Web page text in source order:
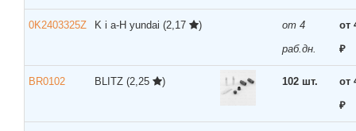
0K2403325Z K i a-H yundai (2,17 )
от 4
раб.дн.
от
₽
BR0102 BLITZ (2,25 ) 102 шт.
от
₽